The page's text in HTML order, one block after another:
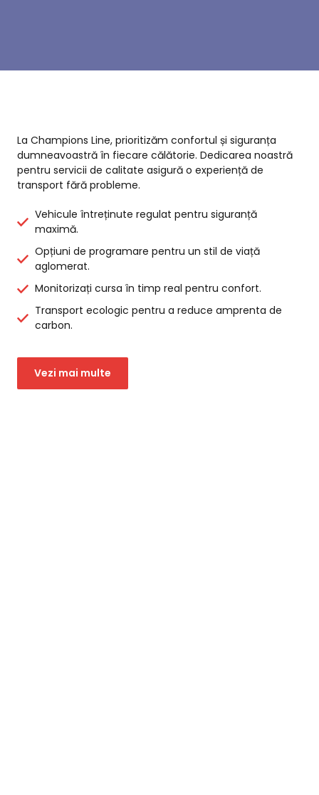
La Champions Line, prioritizăm confortul și siguranța
dumneavoastră în fiecare călătorie. Dedicarea noastră
pentru servicii de calitate asigură o experiență de
transport fără probleme.
Vehicule întreținute regulat pentru siguranță
maximă.
Opțiuni de programare pentru un stil de viață
aglomerat.
Monitorizați cursa în timp real pentru confort.
Transport ecologic pentru a reduce amprenta de
carbon.
Vezi mai multe